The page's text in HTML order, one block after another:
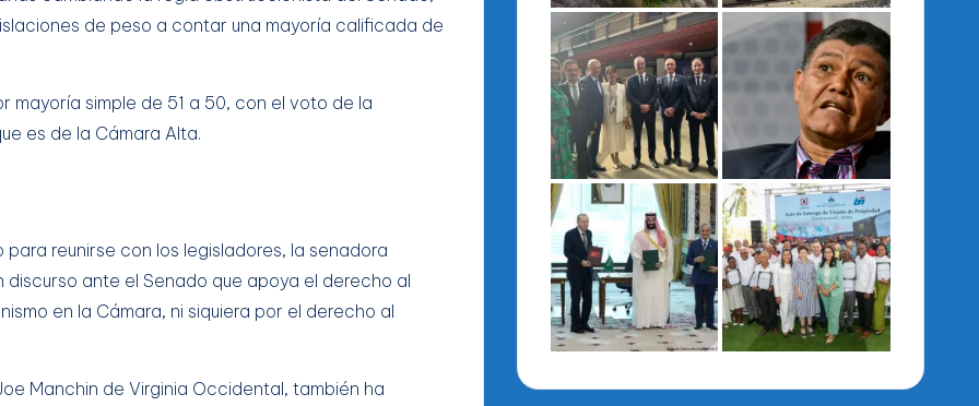
de peso a contar una mayoría calificada de
mayoría simple de 51 a 50, con el voto de la
es de la Cámara Alta.
reunirse con los legisladores, la senadora
ante el Senado que apoya el derecho al
en la Cámara, ni siquiera por el derecho al
Manchin de Virginia Occidental, también ha